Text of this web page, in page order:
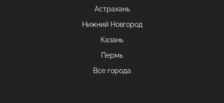
Астрахань
Нижний Новгород
Казань
Пермь
Все города